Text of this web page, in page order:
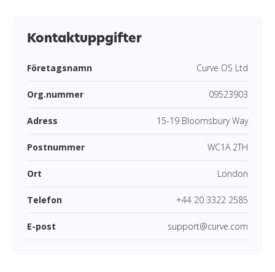
Kontaktuppgifter
Företagsnamn Curve OS Ltd
Org.nummer 09523903
Adress 15-19 Bloomsbury Way
Postnummer WC1A 2TH
Ort London
Telefon +44 20 3322 2585
E-post support@curve.com